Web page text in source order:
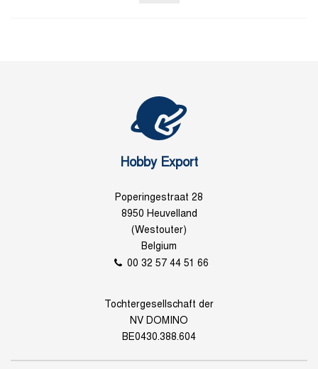
Hobby Export
Poperingestraat 28
8950 Heuvelland
(Westouter)
Belgium
00 32 57 44 51 66
Tochtergesellschaft der
NV DOMINO
BE0430.388.604